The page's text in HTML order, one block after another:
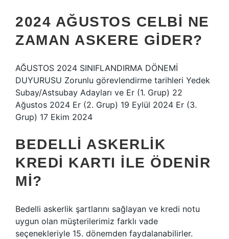
2024 AĞUSTOS CELBI NE
ZAMAN ASKERE GIDER?
AĞUSTOS 2024 SINIFLANDIRMA DÖNEMİ
DUYURUSU Zorunlu görevlendirme tarihleri ​​Yedek
Subay/Astsubay Adayları ve Er (1. Grup) 22
Ağustos 2024 Er (2. Grup) 19 Eylül 2024 Er (3.
Grup) 17 Ekim 2024
BEDELLI ASKERLIK
KREDI KARTI ILE ÖDENIR
MI?
Bedelli askerlik şartlarını sağlayan ve kredi notu
uygun olan müşterilerimiz farklı vade
seçenekleriyle 15. dönemden faydalanabilirler.